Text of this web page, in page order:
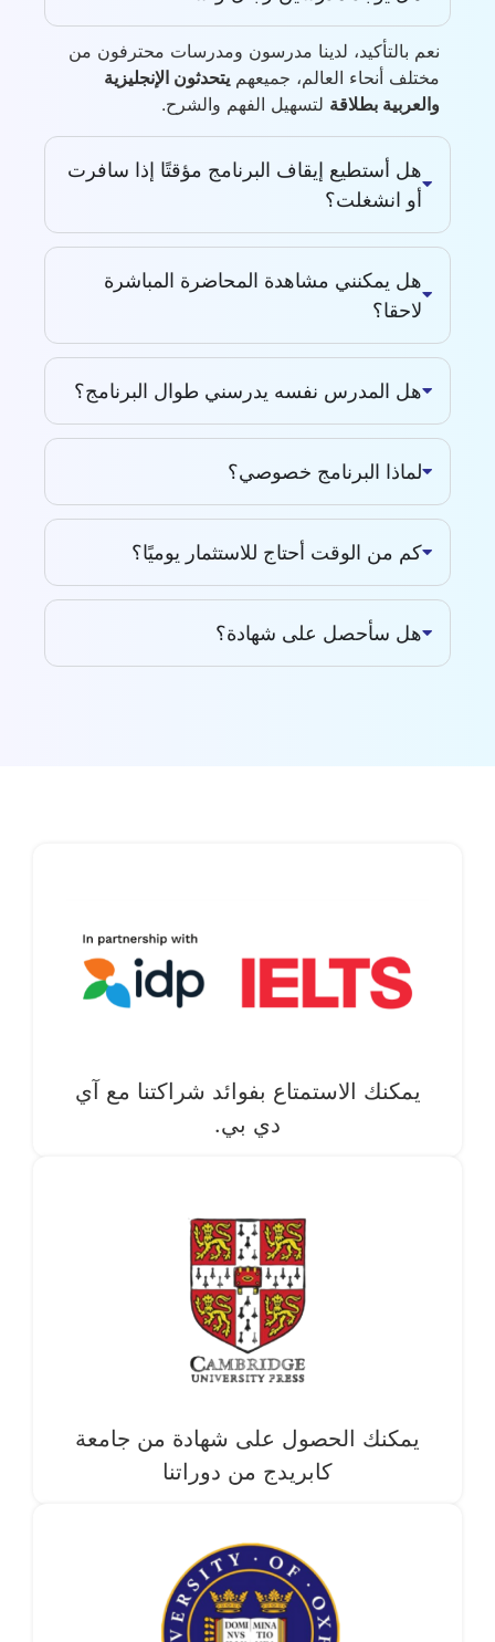
نعم بالتأكيد، لدينا مدرسون ومدرسات محترفون من
مختلف أنحاء العالم، جميعهميتحدثون الإنجليزية
والعربية بطلاقةلتسهيل الفهم والشرح.
هل أستطيع إيقاف البرنامج مؤقتًا إذا سافرت
أو انشغلت؟
هل يمكنني مشاهدة المحاضرة المباشرة
لاحقا؟
هل المدرس نفسه يدرسني طوال البرنامج؟
لماذا البرنامج خصوصي؟
كم من الوقت أحتاج للاستثمار يوميًا؟
هل سأحصل على شهادة؟
يمكنك الاستمتاع بفوائد شراكتنا مع آي
دي بي.
يمكنك الحصول على شهادة من جامعة
كابريدج من دوراتنا